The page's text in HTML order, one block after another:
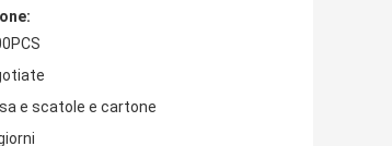
e scatole e cartone